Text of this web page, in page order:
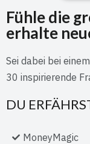
Fühle die
erhalte
Sei dabei bei
30 inspirierende
DU
MoneyMagic